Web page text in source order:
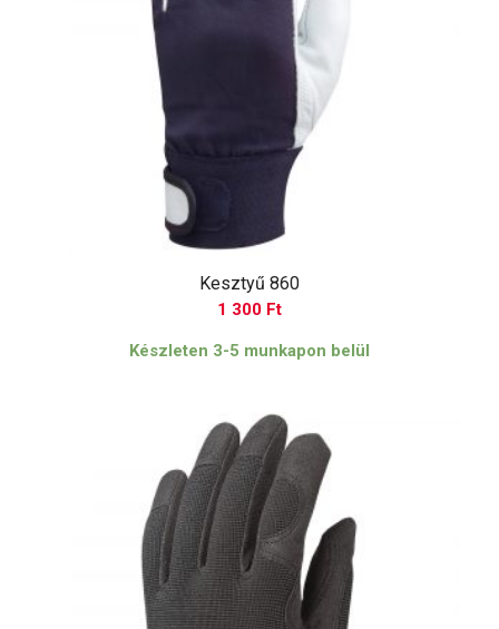
Kesztyű 860
1 300 Ft
Készleten 3-5 munkapon belül